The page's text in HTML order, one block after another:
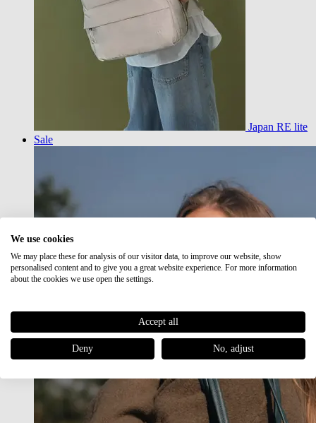
Japan RE lite
Sale
We use cookies
We may place these for analysis of our visitor data, to improve our website, show
personalised content and to give you a great website experience. For more information
about the cookies we use open the settings.
Accept all
Deny No, adjust